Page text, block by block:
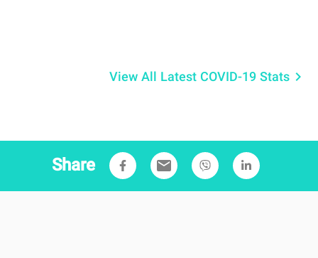
View All Latest COVID-19 Stats keyboard_arrow_right
Share email